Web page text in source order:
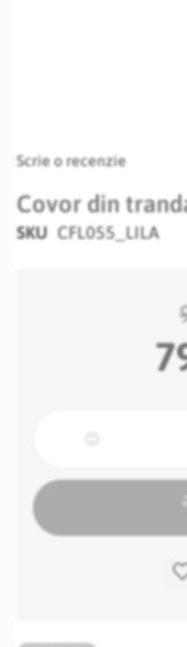
Scrie o recenzie
Covor din
SKU CFL055_LILA